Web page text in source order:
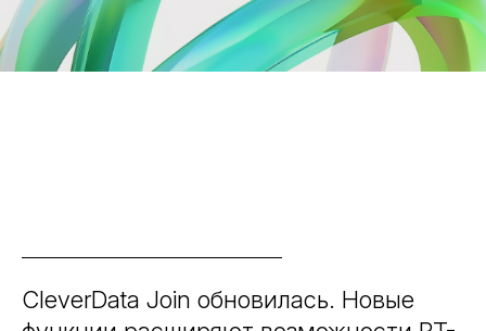
CleverData Join обновилась. Новые